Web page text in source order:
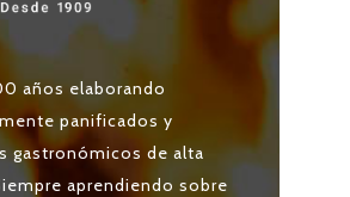
años elaborando
panificados y
gastronómicos de alta
aprendiendo sobre